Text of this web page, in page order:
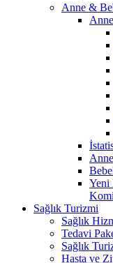
Anne &
Yeni
Sağlık Turizmi
Sağlık
Tedavi
Sağlık
Hasta ve